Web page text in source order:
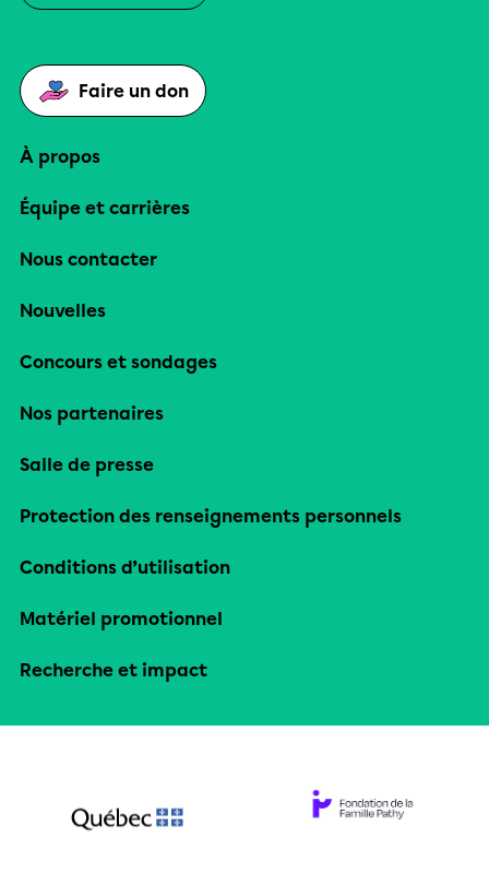
Faire un don
À propos
Équipe et carrières
Nous contacter
Nouvelles
Concours et sondages
Nos partenaires
Salle de presse
Protection des renseignements personnels
Conditions d’utilisation
Matériel promotionnel
Recherche et impact